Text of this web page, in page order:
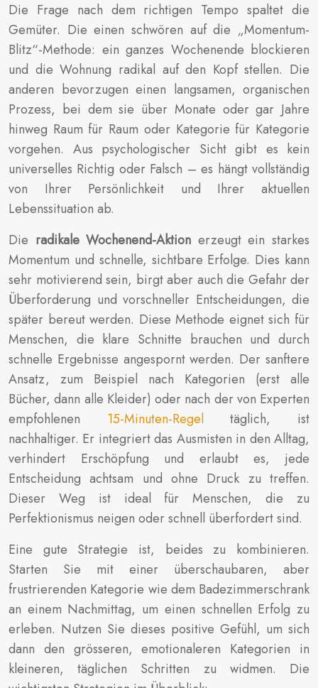
Die Frage nach dem richtigen Tempo spaltet die
Gemüter. Die einen schwören auf die „Momentum-
Blitz“-Methode: ein ganzes Wochenende blockieren
und die Wohnung radikal auf den Kopf stellen. Die
anderen bevorzugen einen langsamen, organischen
Prozess, bei dem sie über Monate oder gar Jahre
hinweg Raum für Raum oder Kategorie für Kategorie
vorgehen. Aus psychologischer Sicht gibt es kein
universelles Richtig oder Falsch – es hängt vollständig
von Ihrer Persönlichkeit und Ihrer aktuellen
Lebenssituation ab.
Die radikale Wochenend-Aktion erzeugt ein starkes
Momentum und schnelle, sichtbare Erfolge. Dies kann
sehr motivierend sein, birgt aber auch die Gefahr der
Überforderung und vorschneller Entscheidungen, die
später bereut werden. Diese Methode eignet sich für
Menschen, die klare Schnitte brauchen und durch
schnelle Ergebnisse angespornt werden. Der sanftere
Ansatz, zum Beispiel nach Kategorien (erst alle
Bücher, dann alle Kleider) oder nach der von Experten
empfohlenen 15-Minuten-Regeltäglich, ist
nachhaltiger. Er integriert das Ausmisten in den Alltag,
verhindert Erschöpfung und erlaubt es, jede
Entscheidung achtsam und ohne Druck zu treffen.
Dieser Weg ist ideal für Menschen, die zu
Perfektionismus neigen oder schnell überfordert sind.
Eine gute Strategie ist, beides zu kombinieren.
Starten Sie mit einer überschaubaren, aber
frustrierenden Kategorie wie dem Badezimmerschrank
an einem Nachmittag, um einen schnellen Erfolg zu
erleben. Nutzen Sie dieses positive Gefühl, um sich
dann den grösseren, emotionaleren Kategorien in
kleineren, täglichen Schritten zu widmen. Die